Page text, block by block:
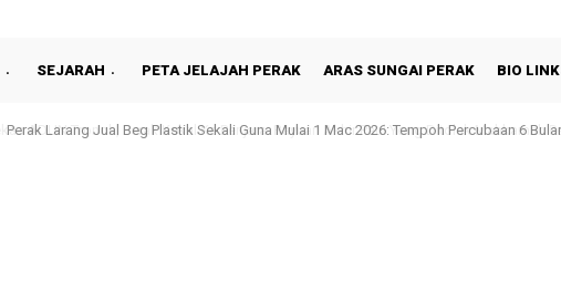
SEJARAH PETA JELAJAH PERAK ARAS SUNGAI PERAK BIO
Perak Larang Jual Beg Plastik Sekali Guna Mulai 1 Mac 2026: Tempoh Percubaan 6